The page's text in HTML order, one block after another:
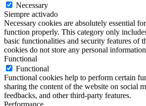
Necessary
Siempre activado
Necessary cookies are absolutely essential
function properly. This category only
basic functionalities and security features of
cookies do not store any personal
Functional
Functional
Functional cookies help to perform certain
sharing the content of the website on social
feedbacks, and other third-party features.
Performance